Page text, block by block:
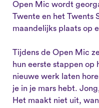
Open Mic wordt
Twente en het Twents
maandelijks plaats op
Tijdens de Open Mic
hun eerste stappen op
nieuwe werk laten
je in je mars hebt.
Het maakt niet uit,